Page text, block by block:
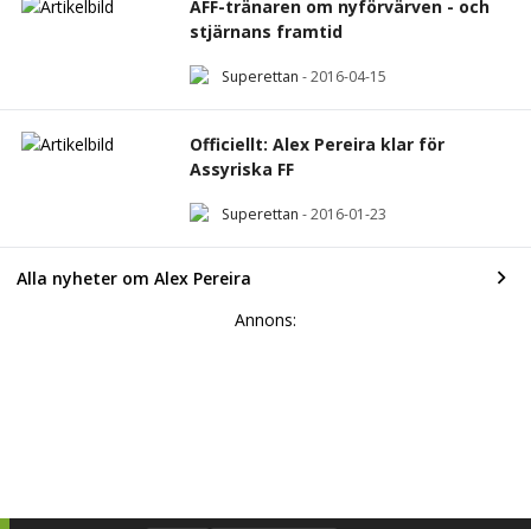
AFF-tränaren om nyförvärven - och
stjärnans framtid
Superettan -2016-04-15
Officiellt: Alex Pereira klar för
Assyriska FF
Superettan -2016-01-23
Alla nyheter om Alex Pereira
Annons: